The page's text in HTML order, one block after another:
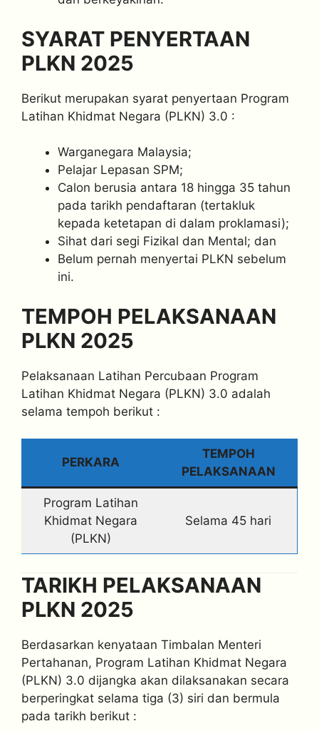
SYARAT PENYERTAAN
PLKN 2025
Berikut merupakan syarat penyertaan Program
Latihan Khidmat Negara (PLKN) 3.0 :
Warganegara Malaysia;
Pelajar Lepasan SPM;
Calon berusia antara 18 hingga 35 tahun
pada tarikh pendaftaran (tertakluk
kepada ketetapan di dalam proklamasi);
Sihat dari segi Fizikal dan Mental; dan
Belum pernah menyertai PLKN sebelum
ini.
TEMPOH PELAKSANAAN
PLKN 2025
Pelaksanaan Latihan Percubaan Program
Latihan Khidmat Negara (PLKN) 3.0 adalah
selama tempoh berikut :
PERKARA
TEMPOH
PELAKSANAAN
Program Latihan
Khidmat Negara
(PLKN)
Selama 45 hari
TARIKH PELAKSANAAN
PLKN 2025
Berdasarkan kenyataan Timbalan Menteri
Pertahanan, Program Latihan Khidmat Negara
(PLKN) 3.0 dijangka akan dilaksanakan secara
berperingkat selama tiga (3) siri dan bermula
pada tarikh berikut :